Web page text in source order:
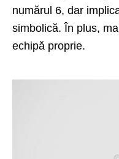
numărul 6, dar
simbolică. În plus,
echipă proprie.